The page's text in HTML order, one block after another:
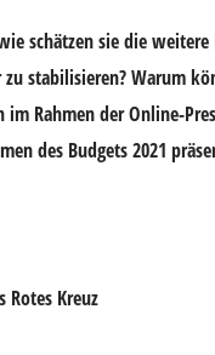
schätzen sie die
stabilisieren? Warum
im Rahmen der Online-
des Budgets 2021
Rotes Kreuz